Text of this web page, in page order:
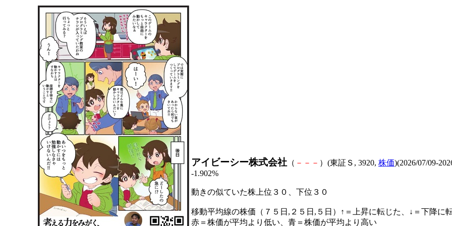
アイビーシー株式会社 （ － － － ）(東証Ｓ, 3920, 株価)(2026/07/09-
-1.902%
動きの似ていた株上位３０、下位３０
移動平均線の株価（７５日,２５日,５日）↑＝上昇に転じた、↓＝下降に転
赤＝株価が平均より低い、青＝株価が平均より高い